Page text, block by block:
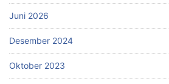
Juni 2026
Desember 2024
Oktober 2023